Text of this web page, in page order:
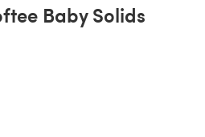
Baby Solids